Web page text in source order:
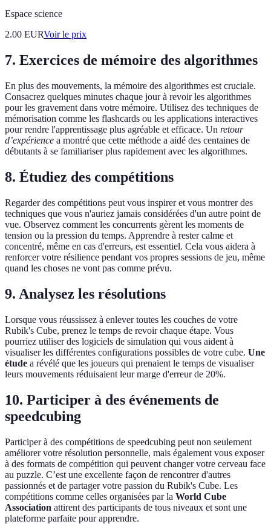
Espace science
2.00 EURVoir le prix
7. Exercices de mémoire des algorithmes
En plus des mouvements, la mémoire des algorithmes est cruciale.
Consacrez quelques minutes chaque jour à revoir les algorithmes
pour les gravement dans votre mémoire. Utilisez des techniques de
mémorisation comme les flashcards ou les applications interactives
pour rendre l'apprentissage plus agréable et efficace. Un retour
d’expérience a montré que cette méthode a aidé des centaines de
débutants à se familiariser plus rapidement avec les algorithmes.
8. Étudiez des compétitions
Regarder des compétitions peut vous inspirer et vous montrer des
techniques que vous n'auriez jamais considérées d'un autre point de
vue. Observez comment les concurrents gèrent les moments de
tension ou la pression du temps. Apprendre à rester calme et
concentré, même en cas d'erreurs, est essentiel. Cela vous aidera à
renforcer votre résilience pendant vos propres sessions de jeu, même
quand les choses ne vont pas comme prévu.
9. Analysez les résolutions
Lorsque vous réussissez à enlever toutes les couches de votre
Rubik's Cube, prenez le temps de revoir chaque étape. Vous
pourriez utiliser des logiciels de simulation qui vous aident à
visualiser les différentes configurations possibles de votre cube. Une
étude a révélé que les joueurs qui prenaient le temps de visualiser
leurs mouvements réduisaient leur marge d'erreur de 20%.
10. Participer à des événements de
speedcubing
Participer à des compétitions de speedcubing peut non seulement
améliorer votre résolution personnelle, mais également vous exposer
à des formats de compétition qui peuvent changer votre cerveau face
au puzzle. C’est une excellente façon de rencontrer d'autres
passionnés et de partager votre passion du Rubik's Cube. Les
compétitions comme celles organisées par la World Cube
Association attirent des participants de tous niveaux et sont une
plateforme parfaite pour apprendre.